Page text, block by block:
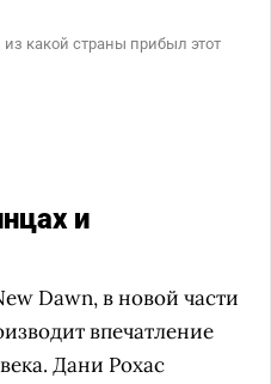
какой страны прибыл этот
и
Dawn, в новой части
впечатление
Дани Рохас